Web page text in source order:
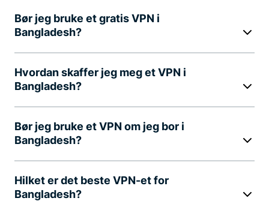
Bør jeg bruke et gratis VPN i
Bangladesh?
Hvordan skaffer jeg meg et VPN i
Bangladesh?
Bør jeg bruke et VPN om jeg bor i
Bangladesh?
Hilket er det beste VPN-et for
Bangladesh?